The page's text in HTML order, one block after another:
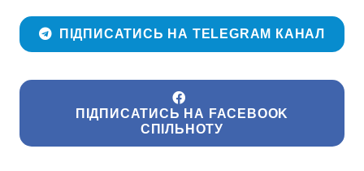
ПІДПИСАТИСЬ НА TELEGRAM КАНАЛ
ПІДПИСАТИСЬ НА FACEBOOK
СПІЛЬНОТУ